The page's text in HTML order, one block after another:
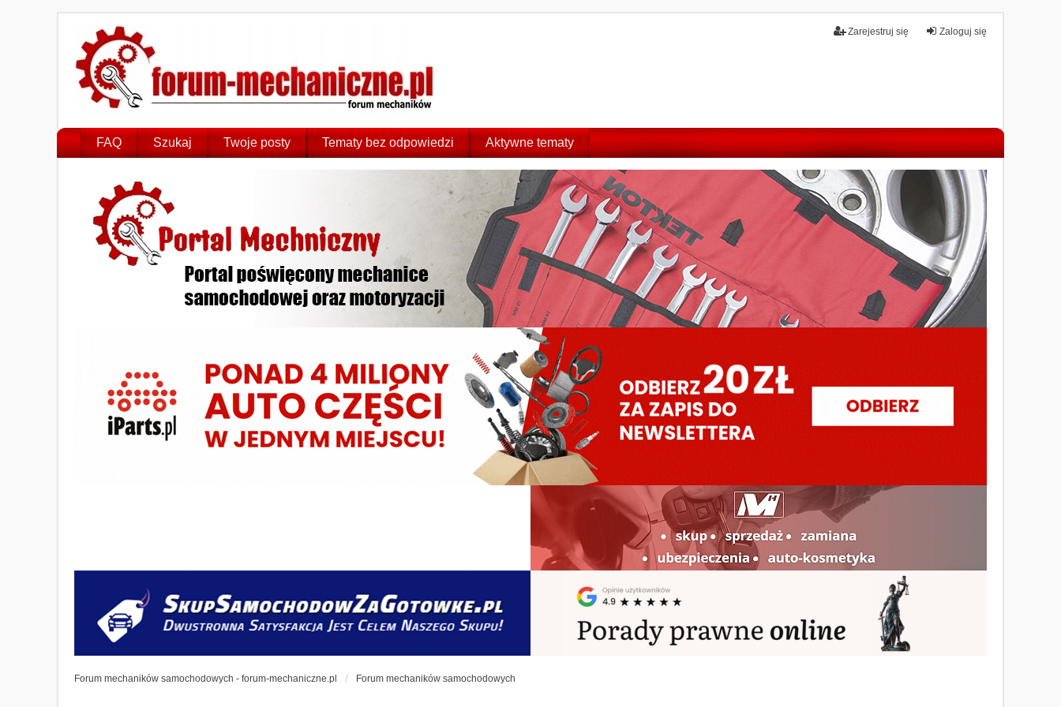
Zaloguj się
Zarejestruj się
FAQ Szukaj Twoje posty Tematy bez odpowiedzi Aktywne tematy
Forum mechaników samochodowych - forum-mechaniczne.pl Forum mechaników samochodowych